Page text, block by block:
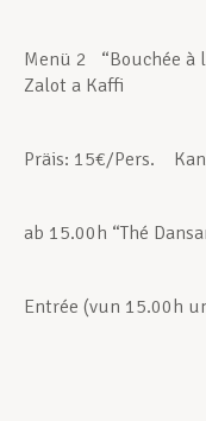
Actualités
Menü 2 “Bouchée à
Zalot a Kaffi
Präis: 15€/Pers.
ab 15.00h “Thé
Entrée (vun 15.00h